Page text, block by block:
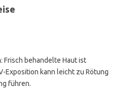
: Frisch behandelte Haut ist
Exposition kann leicht zu Rötung
führen.